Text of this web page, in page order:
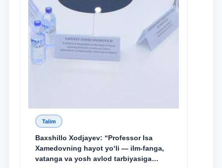
Talim
Baxshillo Xodjayev: “Professor Isa
Xamedovning hayot yo‘li — ilm-fanga,
vatanga va yosh avlod tarbiyasiga